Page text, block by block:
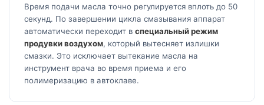
Время подачи масла точно регулируется вплоть до 50
секунд. По завершении цикла смазывания аппарат
автоматически переходит в специальный режим
продувки воздухом, который вытесняет излишки
смазки. Это исключает вытекание масла на
инструмент врача во время приема и его
полимеризацию в автоклаве.